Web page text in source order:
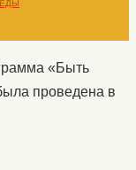
«Быть
проведена в